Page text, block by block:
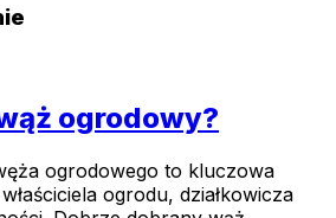
ogrodowy?
ogrodowego to kluczowa
ogrodu, działkowicza